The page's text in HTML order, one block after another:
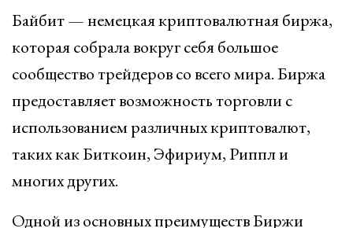
Байбит — немецкая криптовалютная биржа,
которая собрала вокруг себя большое
сообщество трейдеров со всего мира. Биржа
предоставляет возможность торговли с
использованием различных криптовалют,
таких как Биткоин, Эфириум, Риппл и
многих других.
Одной из основных преимуществ Биржи